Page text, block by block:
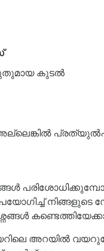
കുടൽ
നിങ്ങളുടെ
അറയിൽ